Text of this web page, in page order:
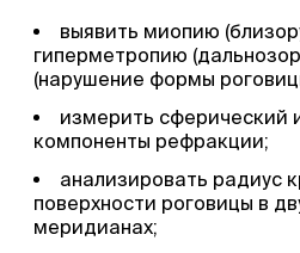
выявить миопию
гиперметропию
(нарушение формы
измерить сферический
компоненты рефракции;
анализировать радиус
поверхности роговицы в
меридианах;